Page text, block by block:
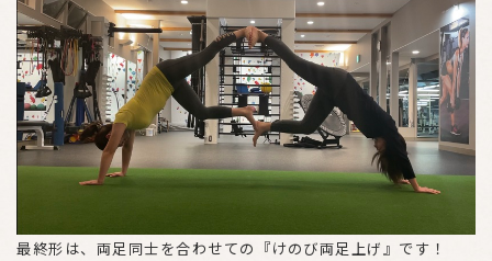
最終形は、両足同士を合わせての『けのび両足上げ』です！